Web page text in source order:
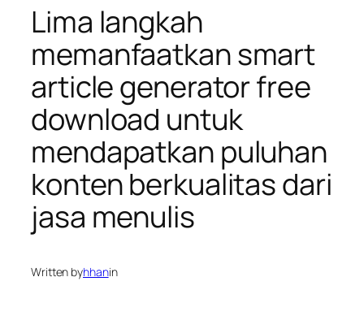
Lima langkah
memanfaatkan smart
article generator free
download untuk
mendapatkan puluhan
konten berkualitas dari
jasa menulis
Written byhhanin